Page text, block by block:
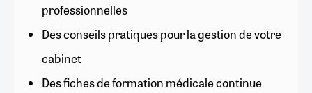
professionnelles
Des conseils pratiques pour la gestion de votre
cabinet
Des fiches de formation médicale continue